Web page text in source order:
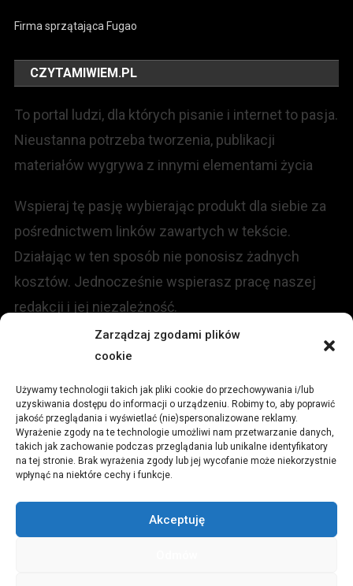
Zarządzaj zgodami plików
cookie
Używamy technologii takich jak pliki cookie do przechowywania i/lub
uzyskiwania dostępu do informacji o urządzeniu. Robimy to, aby poprawić
jakość przeglądania i wyświetlać (nie)spersonalizowane reklamy.
Wyrażenie zgody na te technologie umożliwi nam przetwarzanie danych,
takich jak zachowanie podczas przeglądania lub unikalne identyfikatory
na tej stronie. Brak wyrażenia zgody lub jej wycofanie może niekorzystnie
wpłynąć na niektóre cechy i funkcje.
Akceptuję
Firma sprzątająca Fugao
CZYTAMIWIEM.PL
To portal ludzi, dla których pisanie i internet to pasja.
Nieustanna potrzeba tworzenia, publikacji
materiałów wygrywa z innymi elementami życia
Wspieraj tę pasję wybierając produkt dla siebie za
pośrednictwem linków zawartych w tekście.
Działając w ten sposób nie ponosisz żadnych
kosztów. Jednocześnie wspierasz pracę naszej
redakcji i jej niezależność.
Redakcja portalu:
ul.Stara 13, 42-600 Tarnowskie Góry
TEL:+48 509 547 822
redakcja@czytamiwiem.pl